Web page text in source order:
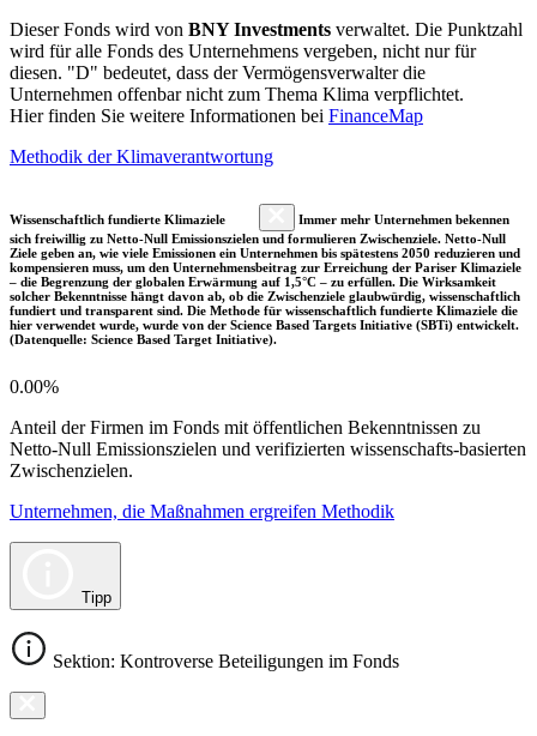
Dieser Fonds wird von BNY Investments verwaltet. Die Punktzahl
wird für alle Fonds des Unternehmens vergeben, nicht nur für
diesen. "D" bedeutet, dass der Vermögensverwalter die
Unternehmen offenbar nicht zum Thema Klima verpflichtet.
Hier finden Sie weitere Informationen bei FinanceMap
Methodik der Klimaverantwortung
Wissenschaftlich fundierte Klimaziele
Immer mehr Unternehmen bekennen
sich freiwillig zu Netto-Null Emissionszielen und formulieren Zwischenziele. Netto-Null
Ziele geben an, wie viele Emissionen ein Unternehmen bis spätestens 2050 reduzieren und
kompensieren muss, um den Unternehmensbeitrag zur Erreichung der Pariser Klimaziele
– die Begrenzung der globalen Erwärmung auf 1,5°C – zu erfüllen. Die Wirksamkeit
solcher Bekenntnisse hängt davon ab, ob die Zwischenziele glaubwürdig, wissenschaftlich
fundiert und transparent sind. Die Methode für wissenschaftlich fundierte Klimaziele die
hier verwendet wurde, wurde von der Science Based Targets Initiative (SBTi) entwickelt.
(Datenquelle: Science Based Target Initiative).
0.00%
Anteil der Firmen im Fonds mit öffentlichen Bekenntnissen zu
Netto-Null Emissionszielen und verifizierten wissenschafts-basierten
Zwischenzielen.
Unternehmen, die Maßnahmen ergreifen Methodik
Tipp
Sektion: Kontroverse Beteiligungen im Fonds